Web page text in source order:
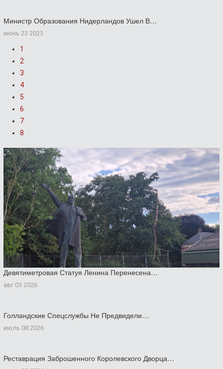
Министр Образования Нидерландов Ушел В…
июнь 23 2023
1
2
3
4
5
6
7
8
Девятиметровая Статуя Ленина Перенесена…
авг 03 2026
Голландские Спецслужбы Не Предвидели…
июль 08 2026
Реставрация Заброшенного Королевского Дворца…